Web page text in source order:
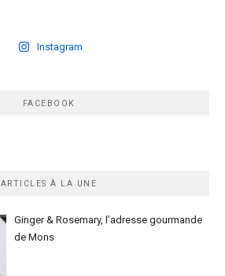
Instagram
FACEBOOK
ARTICLES À LA UNE
Ginger & Rosemary, l’adresse gourmande
de Mons